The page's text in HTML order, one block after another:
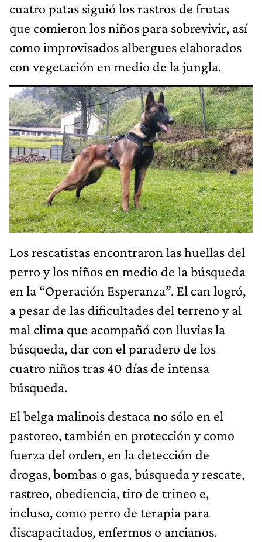
cuatro patas siguió los rastros de frutas
que comieron los niños para sobrevivir, así
como improvisados albergues elaborados
con vegetación en medio de la jungla.
Los rescatistas encontraron las huellas del
perro y los niños en medio de la búsqueda
en la “Operación Esperanza”. El can logró,
a pesar de las dificultades del terreno y al
mal clima que acompañó con lluvias la
búsqueda, dar con el paradero de los
cuatro niños tras 40 días de intensa
búsqueda.
El belga malinois destaca no sólo en el
pastoreo, también en protección y como
fuerza del orden, en la detección de
drogas, bombas o gas, búsqueda y rescate,
rastreo, obediencia, tiro de trineo e,
incluso, como perro de terapia para
discapacitados, enfermos o ancianos.